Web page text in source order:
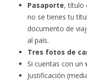
Pasaporte, título
no se tienes tu
documento de
al país.
Tres fotos de
Si cuentas con un
Justificación